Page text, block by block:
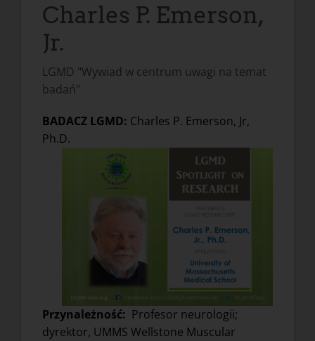
Charles P. Emerson,
Jr.
LGMD "Wywiad w centrum uwagi na temat
badań"
BADACZ LGMD: Charles P. Emerson, Jr,
Ph.D.
Przynależność: Profesor neurologii;
dyrektor, UMMS Wellstone Muscular